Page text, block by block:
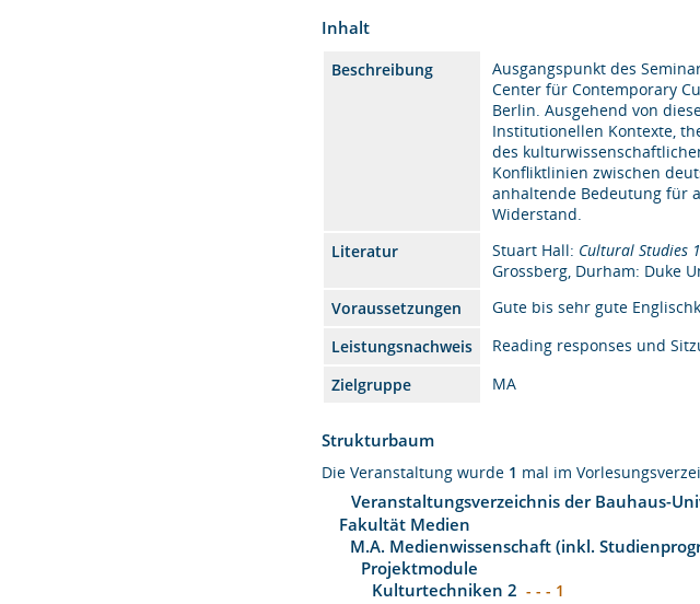
Inhalt
Beschreibung
Ausgangspunkt des
Center für Contemporary
Berlin. Ausgehend von
Institutionellen Kontexte,
des
Konfliktlinien zwischen
anhaltende Bedeutung für
Widerstand.
Literatur
Stuart Hall: Cultural Studies
Grossberg, Durham: Duke
Voraussetzungen
Gute bis sehr gute
Leistungsnachweis
Reading responses und
Zielgruppe
MA
Strukturbaum
Die Veranstaltung wurde 1 mal im
Veranstaltungsverzeichnis der Bauhaus-
Fakultät Medien
M.A. Medienwissenschaft (inkl.
Projektmodule
Kulturtechniken 2 - - - 1